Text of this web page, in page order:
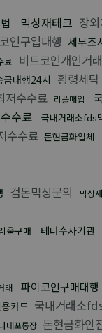
믹싱재테크 장
인구입대행 세무조
료
비트코인개인거래
금대행24시 횡령세탁
저수수료 리플매입
수료 국내거래소fds
수수료 돈현금화업체
검돈믹싱문의 믹싱
움구매 테더수사기관
래 파이코인구매대행
카드 국내거래소
대포통장 돈현금화안